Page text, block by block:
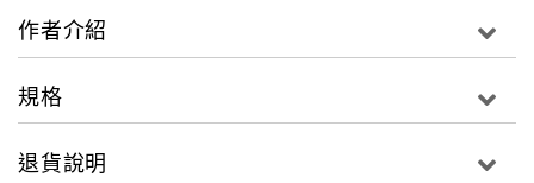
不做？我說不做了，那個已經失傳了
超級多，你會看到紅色的湯混著青色的蔥還有小白菜，
作者介紹
規格
退貨說明